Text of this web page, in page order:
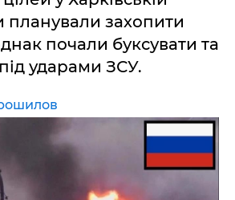
планували захопити
почали буксувати та
ударами ЗСУ.